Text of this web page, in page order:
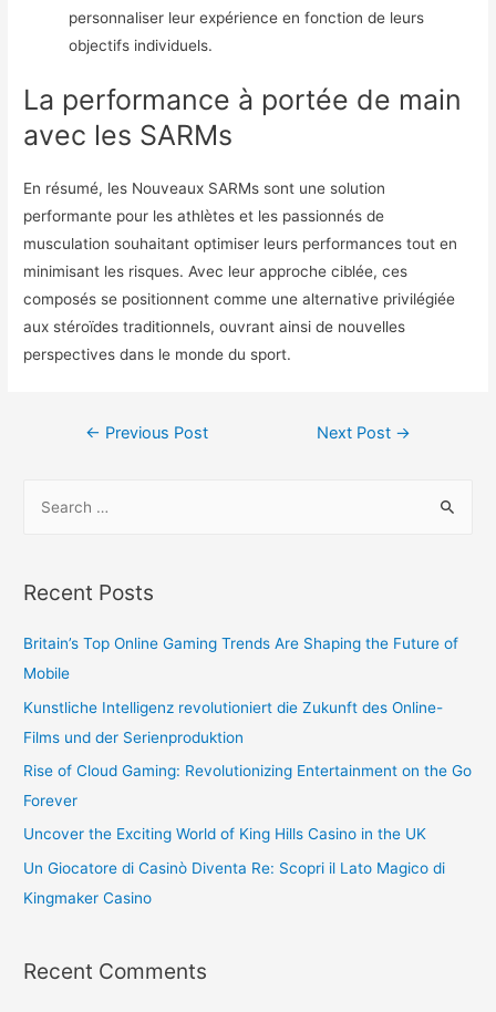
personnaliser leur expérience en fonction de leurs
objectifs individuels.
La performance à portée de main
avec les SARMs
En résumé, les Nouveaux SARMs sont une solution
performante pour les athlètes et les passionnés de
musculation souhaitant optimiser leurs performances tout en
minimisant les risques. Avec leur approche ciblée, ces
composés se positionnent comme une alternative privilégiée
aux stéroïdes traditionnels, ouvrant ainsi de nouvelles
perspectives dans le monde du sport.
← Previous Post Next Post →
Recent Posts
Britain’s Top Online Gaming Trends Are Shaping the Future of
Mobile
Kunstliche Intelligenz revolutioniert die Zukunft des Online-
Films und der Serienproduktion
Rise of Cloud Gaming: Revolutionizing Entertainment on the Go
Forever
Uncover the Exciting World of King Hills Casino in the UK
Un Giocatore di Casinò Diventa Re: Scopri il Lato Magico di
Kingmaker Casino
Recent Comments